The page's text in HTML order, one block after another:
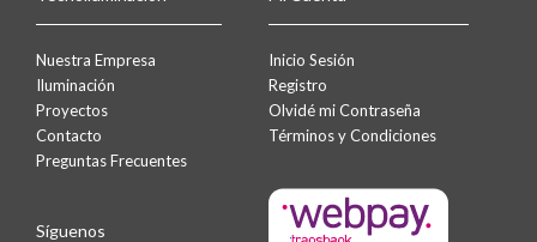
Nuestra Empresa
Iluminación
Proyectos
Contacto
Preguntas Frecuentes
Síguenos
Inicio Sesión
Registro
Olvidé mi Contraseña
Términos y Condiciones